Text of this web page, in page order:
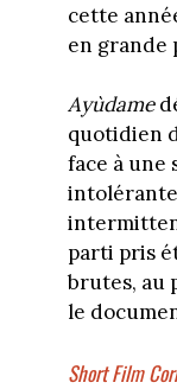
cette
en grande
Ayùdame
quotidien
face à une
parti pris
brutes, au
le
Short Film